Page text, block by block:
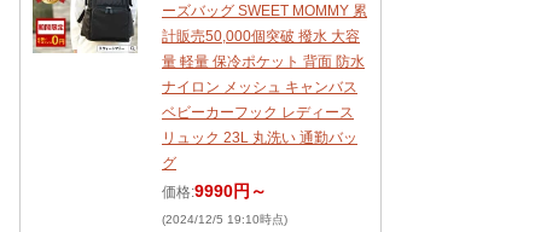
ーズバッグ SWEET MOMMY 累
計販売50,000個突破 撥水 大容
量 軽量 保冷ポケット 背面 防水
ナイロン メッシュ キャンバス
ベビーカーフック レディース
リュック 23L 丸洗い 通勤バッ
グ
価格:9990円～
(2024/12/5 19:10時点)